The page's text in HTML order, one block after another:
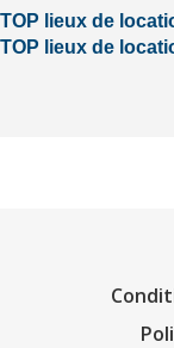
TOP lieux de
TOP lieux de